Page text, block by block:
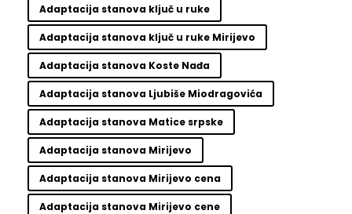
Adaptacija stanova ključ u ruke
Adaptacija stanova ključ u ruke Mirijevo
Adaptacija stanova Koste Nađa
Adaptacija stanova Ljubiše Miodragovića
Adaptacija stanova Matice srpske
Adaptacija stanova Mirijevo
Adaptacija stanova Mirijevo cena
Adaptacija stanova Mirijevo cene